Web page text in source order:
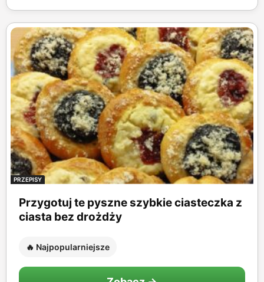
PRZEPISY
Przygotuj te pyszne szybkie ciasteczka z
ciasta bez drożdży
🔥 Najpopularniejsze